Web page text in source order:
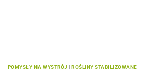
POMYSŁY NA WYSTRÓJ |ROŚLINY STABILIZOWANE